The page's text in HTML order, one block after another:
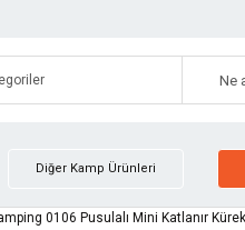
Diğer Kamp Ürünleri